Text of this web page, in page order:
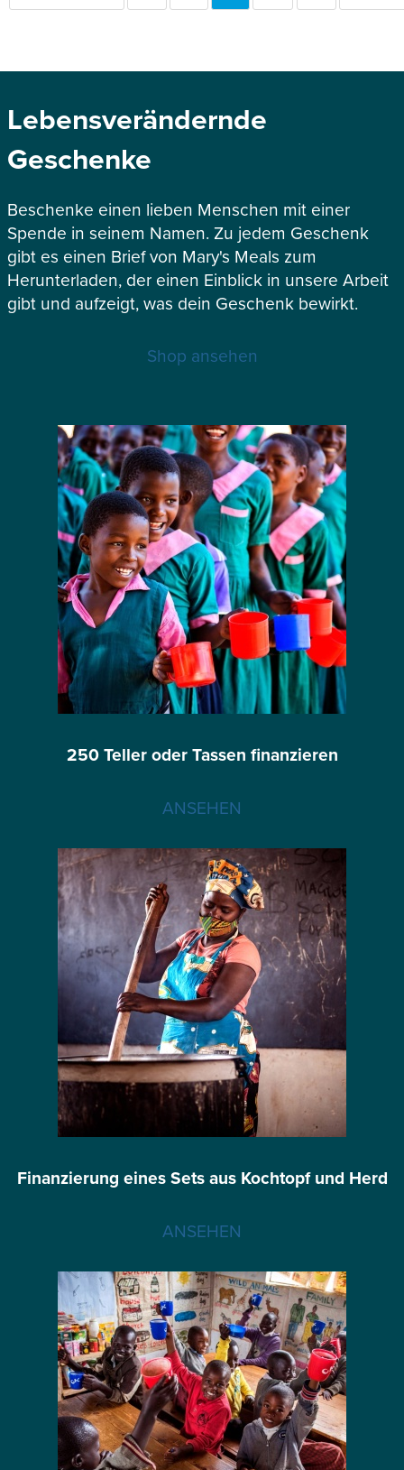
Lebensverändernde
Geschenke
Beschenke einen lieben Menschen mit einer
Spende in seinem Namen. Zu jedem Geschenk
gibt es einen Brief von Mary's Meals zum
Herunterladen, der einen Einblick in unsere Arbeit
gibt und aufzeigt, was dein Geschenk bewirkt.
Shop ansehen
250 Teller oder Tassen finanzieren
ANSEHEN
Finanzierung eines Sets aus Kochtopf und Herd
ANSEHEN